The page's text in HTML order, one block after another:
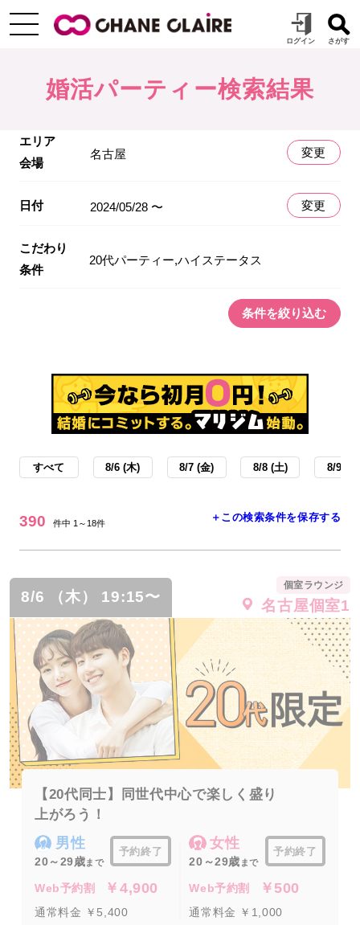
婚活パーティー検索結果
エリア
会場
名古屋 変更
日付 2024/05/28 〜 変更
こだわり
条件
20代パーティー,ハイステータス
条件を絞り込む
すべて 8/6 (木) 8/7 (金) 8/8 (土) 8/9 (日
390 件中 1～18件 ＋この検索条件を保存する
8/6 （木） 19:15〜
個室ラウンジ
名古屋個室1
【20代同士】同世代中心で楽しく盛り
上がろう！
男性
20～29歳まで
予約終了
Web予約割 ￥4,900
通常料金 ￥5,400
女性
20～29歳 まで
予約終了
Web予約割 ￥500
通常料金 ￥1,000